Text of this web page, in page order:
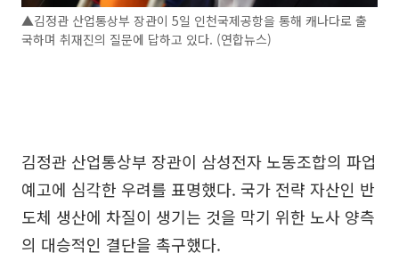
▲김정관 산업통상부 장관이 5일 인천국제공항을 통해 캐나다로 출
국하며 취재진의 질문에 답하고 있다. (연합뉴스)
김정관 산업통상부 장관이 삼성전자 노동조합의 파업
예고에 심각한 우려를 표명했다. 국가 전략 자산인 반
도체 생산에 차질이 생기는 것을 막기 위한 노사 양측
의 대승적인 결단을 촉구했다.